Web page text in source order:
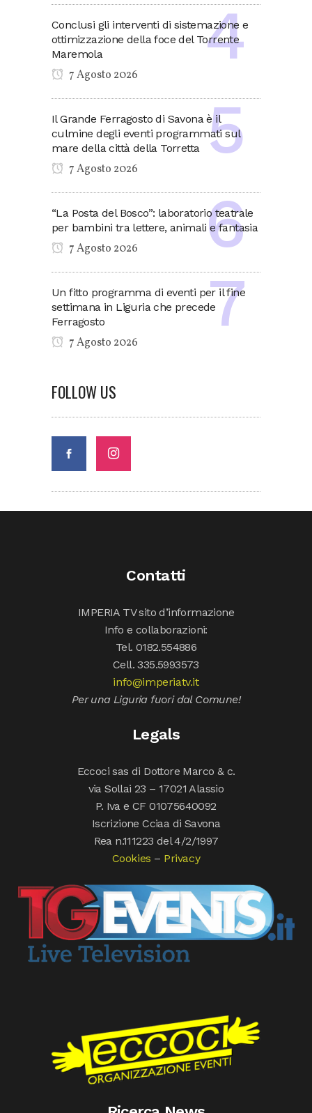
Conclusi gli interventi di sistemazione e
ottimizzazione della foce del Torrente
Maremola
7 Agosto 2026
Il Grande Ferragosto di Savona è il
culmine degli eventi programmati sul
mare della città della Torretta
7 Agosto 2026
“La Posta del Bosco”: laboratorio teatrale
per bambini tra lettere, animali e fantasia
7 Agosto 2026
Un fitto programma di eventi per il fine
settimana in Liguria che precede
Ferragosto
7 Agosto 2026
FOLLOW US
Contatti
IMPERIA TV sito d’informazione
Info e collaborazioni:
Tel. 0182.554886
Cell. 335.5993573
info@imperiatv.it
Per una Liguria fuori dal Comune!
Legals
Eccoci sas di Dottore Marco & c.
via Sollai 23 – 17021 Alassio
P. Iva e CF 01075640092
Iscrizione Cciaa di Savona
Rea n.111223 del 4/2/1997
Cookies – Privacy